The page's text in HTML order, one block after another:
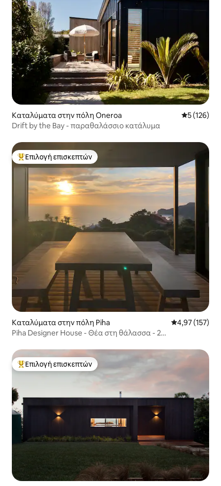
Καταλύματα στην πόλη Oneroa Μέση
5 (126)
Drift by the Bay - παραθαλάσσιο κατάλυμα
Κορυφαία επιλογή επισκεπτών
Επιλογή επισκεπτών
Καταλύματα στην πόλη Piha Μέση
4,97 (157)
Piha Designer House - Θέα στη θάλασσα - 2
Κορυφαία επιλογή επισκεπτών
Επιλογή επισκεπτών